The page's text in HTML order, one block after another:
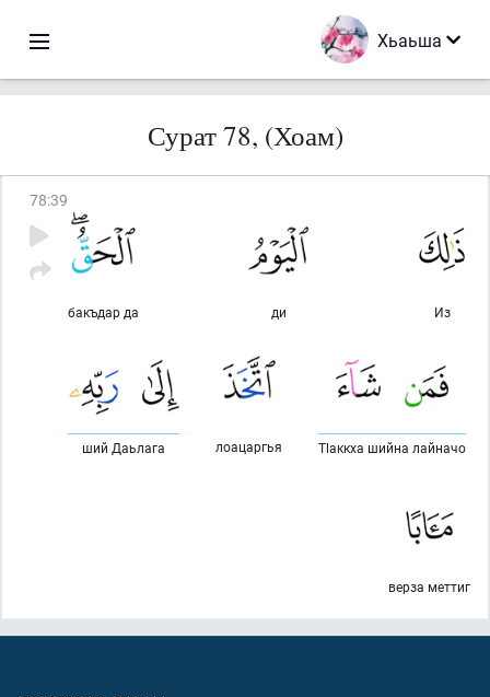
Хьаьша
Сурат 78, (Хоам)
78:39
Из
ди
бакъдар да
Тlаккха шийна лайначо
лоацаргья
ший Даьлага
верза меттиг